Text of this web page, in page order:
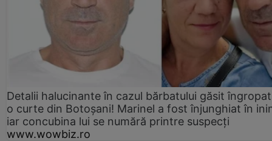
Detalii halucinante în cazul bărbatului găsit
o curte din Botoșani! Marinel a fost înjunghiat în
iar concubina lui se numără printre suspecți
www.wowbiz.ro